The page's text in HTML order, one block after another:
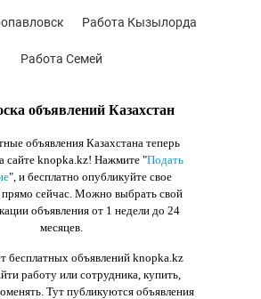
объявлений Казахстан
объявления Казахстана теперь
сайте knopka.kz! Нажмите "Подать
", и бесплатно опубликуйте свое
прямо сейчас. Можно выбрать свой
объявления от 1 недели до 24
месяцев.
бесплатных объявлений knopka.kz
работу или сотрудника, купить,
Тут публикуются объявления
Работа Кызылорда
Работа Семей